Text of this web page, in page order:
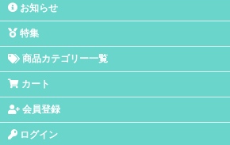
お知らせ
特集
商品カテゴリー一覧
カート
会員登録
ログイン